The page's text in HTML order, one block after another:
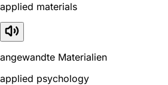
applied materials
angewandte Materialien
applied psychology